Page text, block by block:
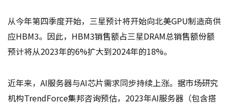
从今年第四季度开始，三星预计将开始向北美GPU制造商供
应HBM3。因此，HBM3销售额占三星DRAM总销售额份额
预计将从2023年的6%扩大到2024年的18%。
近年来，AI服务器与AI芯片需求同步持续上涨。据市场研究
机构TrendForce集邦咨询预估，2023年AI服务器（包含搭